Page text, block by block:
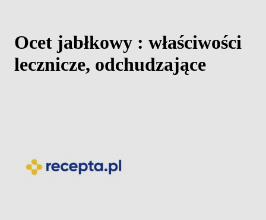
Ocet jabłkowy : właściwości
lecznicze, odchudzające